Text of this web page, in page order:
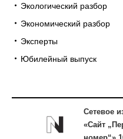
Экологический разбор
Экономический разбор
Эксперты
Юбилейный выпуск
Сетевое
«Сайт